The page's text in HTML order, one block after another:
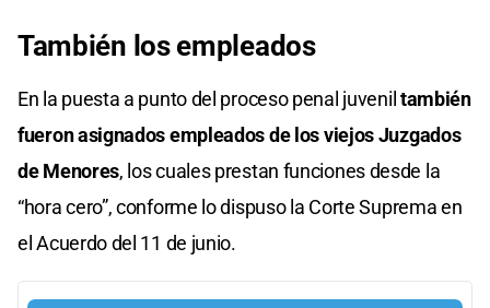
También los empleados
En la puesta a punto del proceso penal juveniltambién
fueron asignados empleados de los viejos Juzgados
de Menores, los cuales prestan funciones desde la
“hora cero”, conforme lo dispuso la Corte Suprema en
el Acuerdo del 11 de junio.